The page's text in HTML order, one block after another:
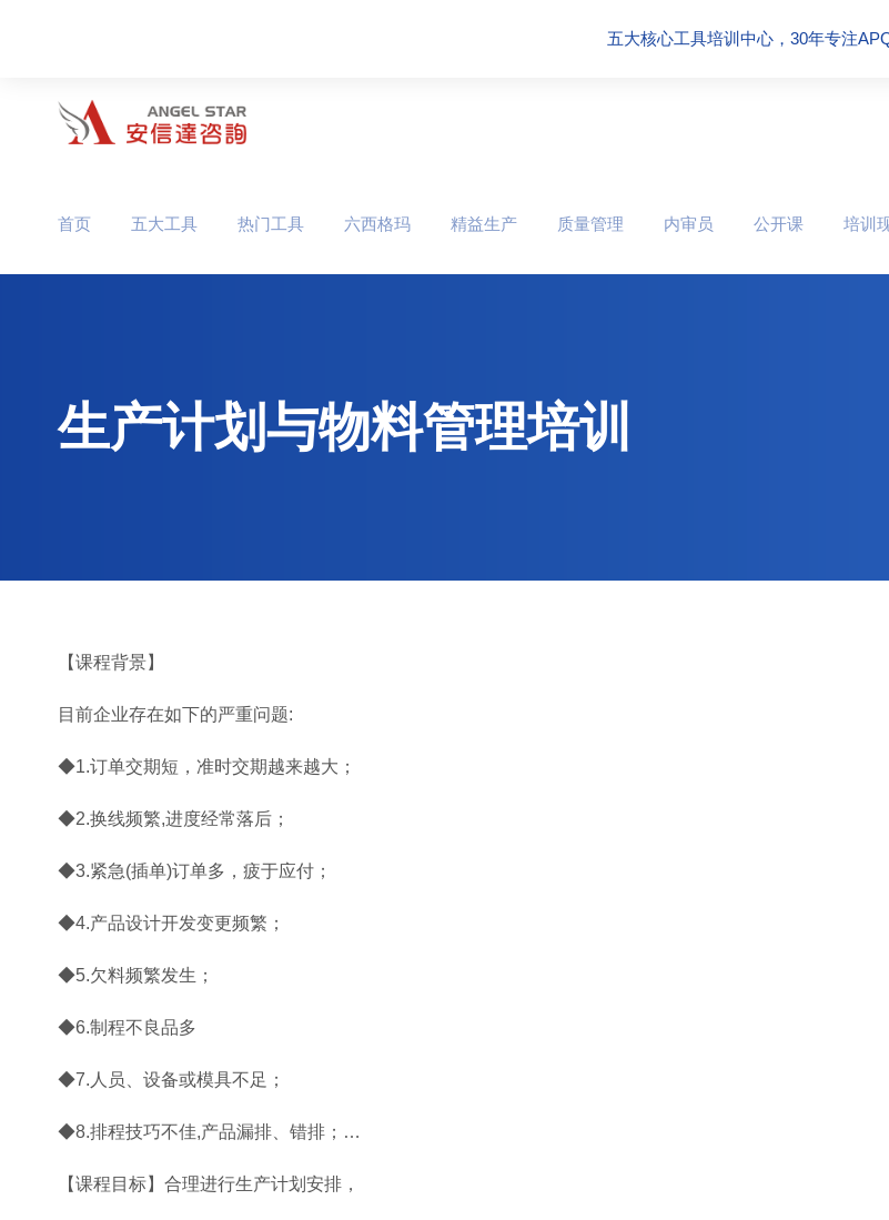
五大核心工具培训中心，30年专注
首页 五大工具 热门工具 六西格玛 精益生产 质量管理 内审员 公开课 培训
生产计划与物料管理培训
【课程背景】
目前企业存在如下的严重问题:
◆1.订单交期短，准时交期越来越大；
◆2.换线频繁,进度经常落后；
◆3.紧急(插单)订单多，疲于应付；
◆4.产品设计开发变更频繁；
◆5.欠料频繁发生；
◆6.制程不良品多
◆7.人员、设备或模具不足；
◆8.排程技巧不佳,产品漏排、错排；…
【课程目标】合理进行生产计划安排，